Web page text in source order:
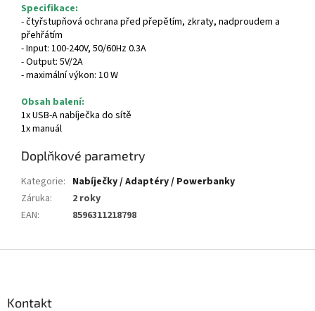
Specifikace:
- čtyřstupňová ochrana před přepětím, zkraty, nadproudem a
přehřátím
- Input: 100-240V, 50/60Hz 0.3A
- Output: 5V/2A
- maximální výkon: 10 W
Obsah balení:
1x USB-A nabíječka do sítě
1x manuál
Doplňkové parametry
Kategorie: Nabíječky / Adaptéry / Powerbanky
Záruka:
2 roky
EAN: 8596311218798
Kontakt